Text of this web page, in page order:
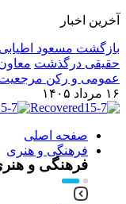
آخرین اخبار
بازگشت مسعود اطیابی
حقیقی درگذشت
عمومی و رکن
۱۶ مرداد ۱۴۰۵
صفحه اصلی
فرهنگی و هنری
فرهنگی و